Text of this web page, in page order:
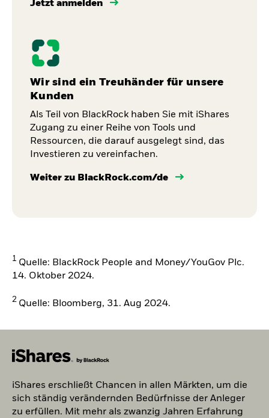
Jetzt anmelden
Wir sind ein Treuhänder für unsere
Kunden
Als Teil von BlackRock haben Sie mit iShares
Zugang zu einer Reihe von Tools und
Ressourcen, die darauf ausgelegt sind, das
Investieren zu vereinfachen.
Weiter zu BlackRock.com/de
1 Quelle: BlackRock People and Money/YouGov Plc.
14. Oktober 2024.
2 Quelle: Bloomberg, 31. Aug 2024.
iShares erschließt Chancen in allen Märkten, um die
sich ständig verändernden Bedürfnisse der Anleger
zu erfüllen. Mit mehr als zwanzig Jahren Erfahrung